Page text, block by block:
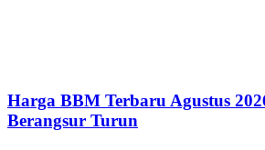
Harga BBM Terbaru Agustus
Berangsur Turun